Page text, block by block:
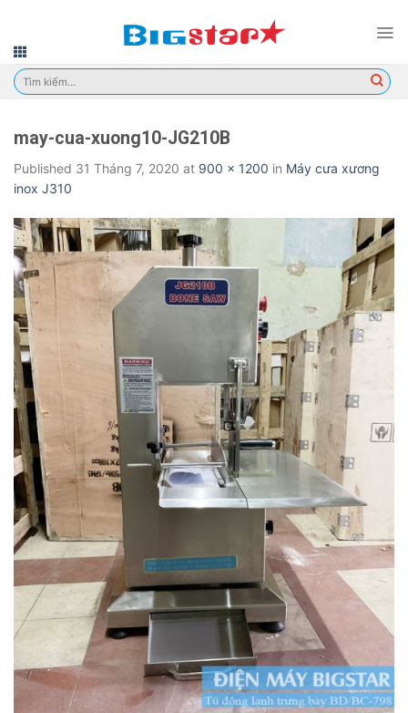
content
Tìm
kiếm:
may-cua-xuong10-JG210B
Published 31 Tháng 7, 2020 at 900 × 1200 in Máy cưa xương
inox J310